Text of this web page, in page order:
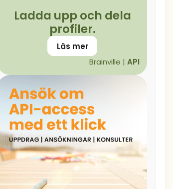
Ladda upp och dela
profiler.
Läs mer
Brainville | API